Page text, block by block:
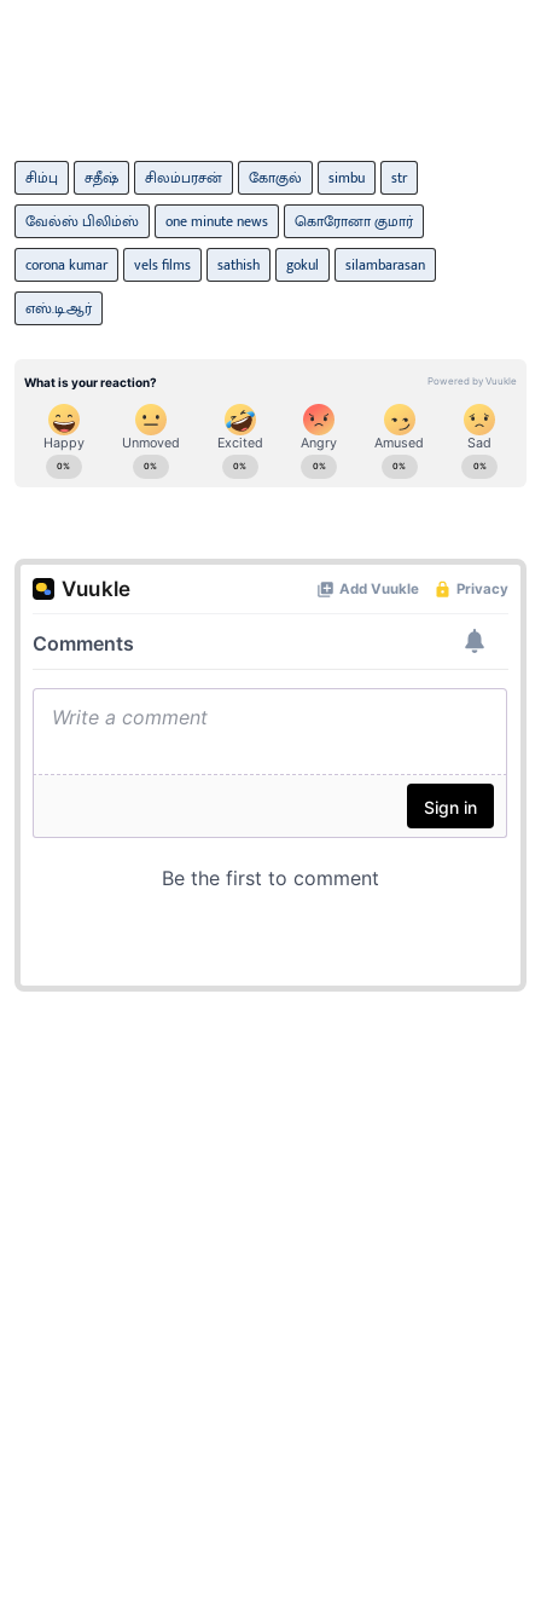
சிம்பு சதீஷ் சிலம்பரசன் கோகுல் simbu
str
வேல்ஸ் பிலிம்ஸ்
one minute news
கொரோனா குமார்
corona kumar
vels films sathish gokul
silambarasan
எஸ்.டி.ஆர்